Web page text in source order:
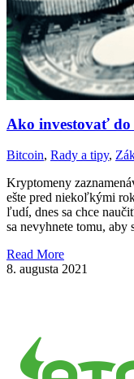
Ako investovať
Bitcoin, Rady a tipy,
Kryptomeny
ešte pred niekoľkými
ľudí, dnes sa chce
sa nevyhnete tomu, aby
Read More
8. augusta 2021